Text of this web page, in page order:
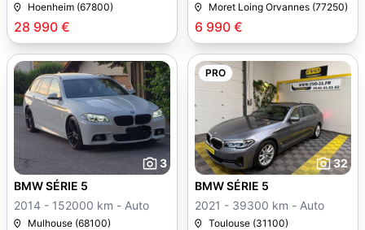
28 990 €
Hoenheim (67800)
6 990 €
Moret Loing Orvannes (77250)
3
BMW SÉRIE 5
2014 - 152000 km - Auto
Mulhouse (68100)
PRO
32
BMW SÉRIE 5
2021 - 39300 km - Auto
Toulouse (31100)